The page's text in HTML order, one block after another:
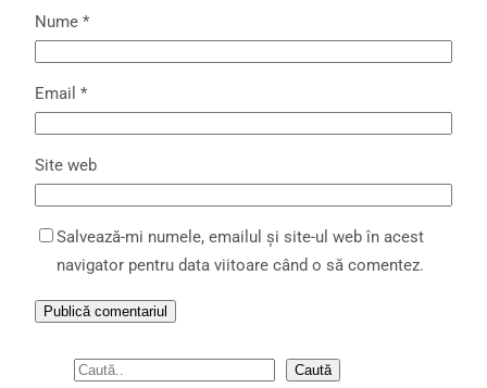
Nume *
Email *
Site web
Salvează-mi numele, emailul și site-ul web în acest
navigator pentru data viitoare când o să comentez.
S
Caută